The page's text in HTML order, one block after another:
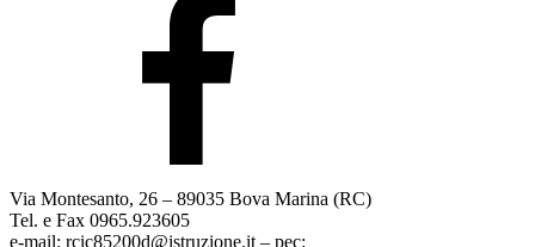
Via Montesanto, 26 – 89035 Bova Marina (RC)
Tel. e Fax 0965.923605
e-mail: rcic85200d@istruzione.it – pec: